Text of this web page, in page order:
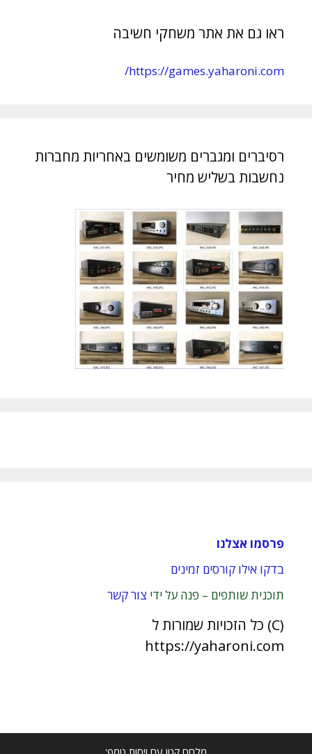
ראו גם את אתר משחקי חשיבה
https://games.yaharoni.com/
רסיברים ומגברים משומשים באחריות מחברות
נחשבות בשליש מחיר
פרסמו אצלנו
בדקו אילו קורסים זמינים
תוכנית שותפים – פנה על ידי צור קשר
(C) כל הזכויות שמורות ל
https://yaharoni.com